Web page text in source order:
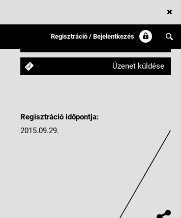
Regisztráció / Bejelentkezés
Követem
Üzenet küldése
Regisztráció időpontja:
2015.09.29.